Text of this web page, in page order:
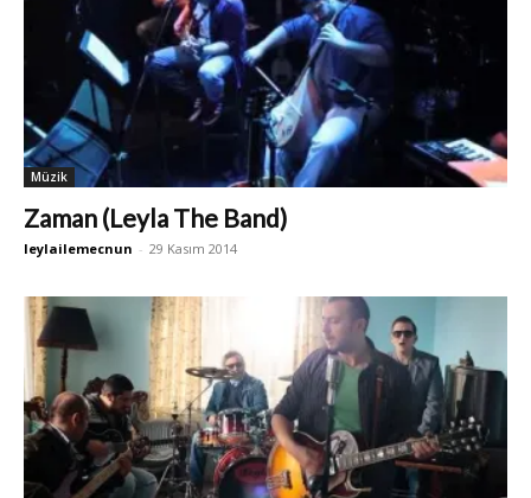
Müzik
Zaman (Leyla The Band)
leylailemecnun - 29 Kasım 2014